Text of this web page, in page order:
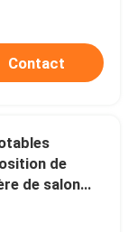
Contact
de
de salon
Dvertising